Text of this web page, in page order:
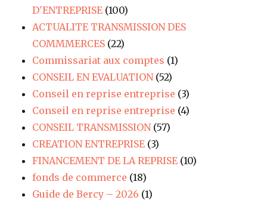
D'ENTREPRISE (100)
ACTUALITE TRANSMISSION DES
COMMMERCES (22)
Commissariat aux comptes (1)
CONSEIL EN EVALUATION(52)
Conseil en reprise entreprise (3)
Conseil en reprise entreprise (4)
CONSEIL TRANSMISSION(57)
CREATION ENTREPRISE (3)
FINANCEMENT DE LA REPRISE (10)
fonds de commerce (18)
Guide de Bercy – 2026 (1)